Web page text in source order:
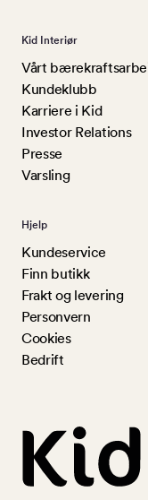
Kid Interiør
Vårt
Kundeklubb
Karriere i Kid
Investor Relations
Presse
Varsling
Hjelp
Kundeservice
Finn butikk
Frakt og levering
Personvern
Cookies
Bedrift